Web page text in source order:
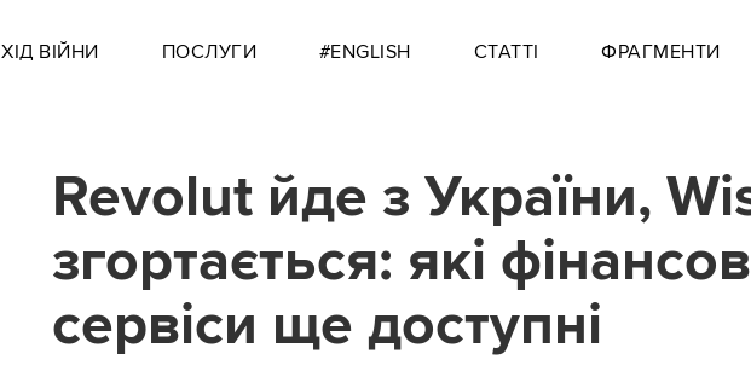
ХІД ВІЙНИ ПОСЛУГИ #ENGLISH СТАТТІ ФРАГМЕНТИ
Revolut йде з України,
згортається: які
сервіси ще доступні